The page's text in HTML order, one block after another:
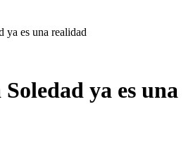
ya es una realidad
ya es una